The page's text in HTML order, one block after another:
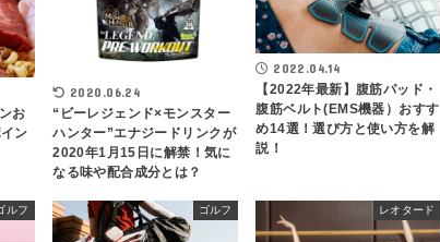
お
ン
2020.06.24
“ビーレジェンド×モンスター
ハンター”エナジードリンクが
2020年1月15日に解禁！気に
なる味や配合成分とは？
2022.04.14
【2022年最新】腹筋パッド・
腹筋ベルト(EMS機器）おすす
め14選！選び方と使い方を解
説！
ルフ ゴルフ レオタード